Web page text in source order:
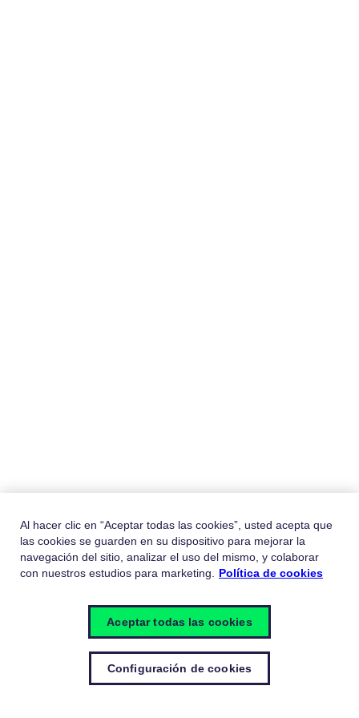
Al hacer clic en “Aceptar todas las cookies”, usted acepta que
las cookies se guarden en su dispositivo para mejorar la
navegación del sitio, analizar el uso del mismo, y colaborar
con nuestros estudios para marketing.
Política de cookies
Configuración de cookies
Aceptar todas las cookies